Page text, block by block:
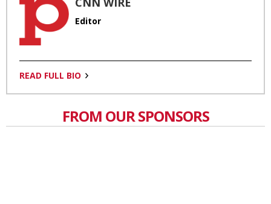
Editor
READ FULL BIO
FROM OUR SPONSORS